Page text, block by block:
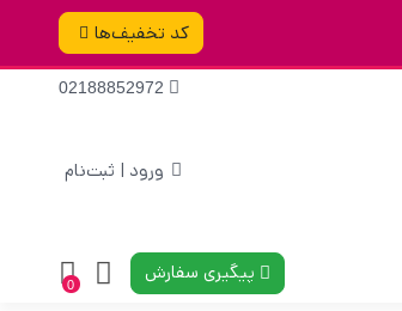
کد تخفیف‌ها
ورود | ثبت‌نام
پیگیری سفارش 0